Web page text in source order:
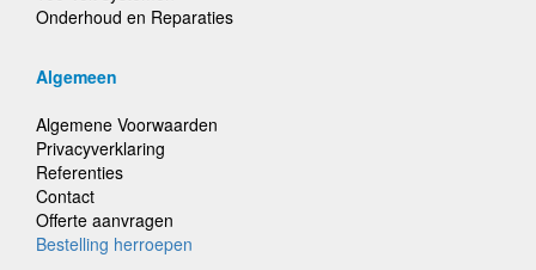
Onderhoud en Reparaties
Algemeen
Algemene Voorwaarden
Privacyverklaring
Referenties
Contact
Offerte aanvragen
Bestelling herroepen